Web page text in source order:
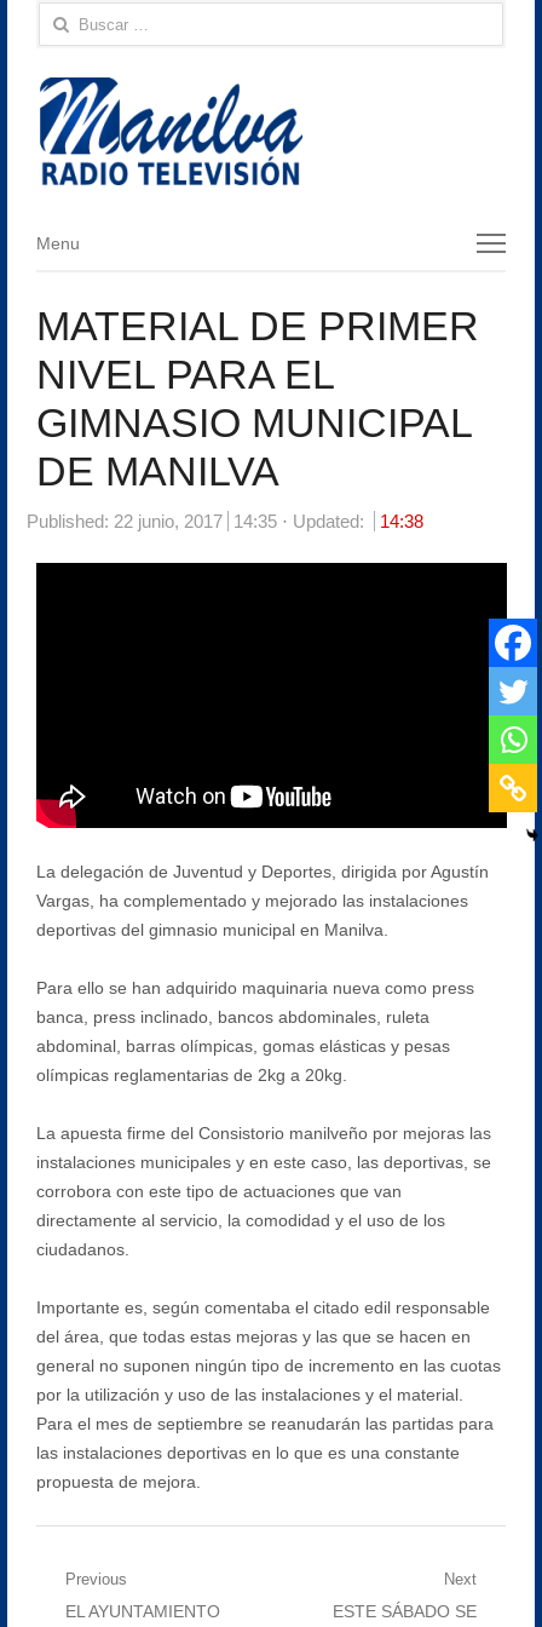
Buscar:
Menu
Menu
MATERIAL DE PRIMER
NIVEL PARA EL
GIMNASIO MUNICIPAL
DE MANILVA
Published: 22 junio, 2017 14:35 Updated: 14:38
La delegación de Juventud y Deportes, dirigida por Agustín
Vargas, ha complementado y mejorado las instalaciones
deportivas del gimnasio municipal en Manilva.
Para ello se han adquirido maquinaria nueva como press
banca, press inclinado, bancos abdominales, ruleta
abdominal, barras olímpicas, gomas elásticas y pesas
olímpicas reglamentarias de 2kg a 20kg.
La apuesta firme del Consistorio manilveño por mejoras las
instalaciones municipales y en este caso, las deportivas, se
corrobora con este tipo de actuaciones que van
directamente al servicio, la comodidad y el uso de los
ciudadanos.
Importante es, según comentaba el citado edil responsable
del área, que todas estas mejoras y las que se hacen en
general no suponen ningún tipo de incremento en las cuotas
por la utilización y uso de las instalaciones y el material.
Para el mes de septiembre se reanudarán las partidas para
las instalaciones deportivas en lo que es una constante
propuesta de mejora.
Navegación
Previous
Previous
EL AYUNTAMIENTO
Next
Next
ESTE SÁBADO SE